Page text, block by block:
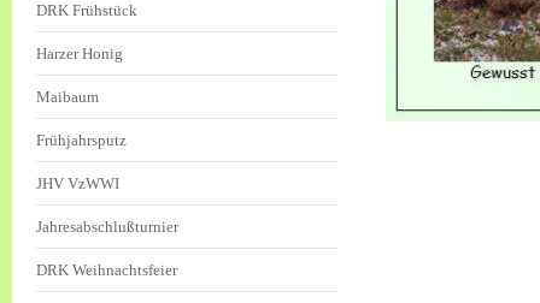
DRK Frühstück
Harzer Honig
Maibaum
Frühjahrsputz
JHV VzWWI
Jahresabschlußturnier
DRK Weihnachtsfeier